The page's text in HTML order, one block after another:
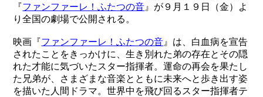
『ファンファーレ！ふたつの音 』が９月１９日（金）よ
り全国の劇場で公開される。
映画『ファンファーレ！ふたつの音 』は、白血病を宣告
されたことをきっかけに、生き別れた弟の存在とその隠
れた才能に気づいたスター指揮者。運命の再会を果たし
た兄弟が、さまざまな音楽とともに未来へと歩き出す姿
を描いた人間ドラマ。世界中を飛び回るスター指揮者テ